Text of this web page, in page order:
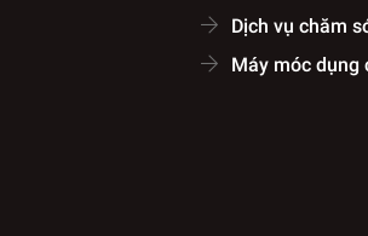
Dịch vụ chăm
Máy móc dụng